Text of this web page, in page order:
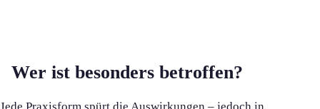
Wer ist besonders betroffen?